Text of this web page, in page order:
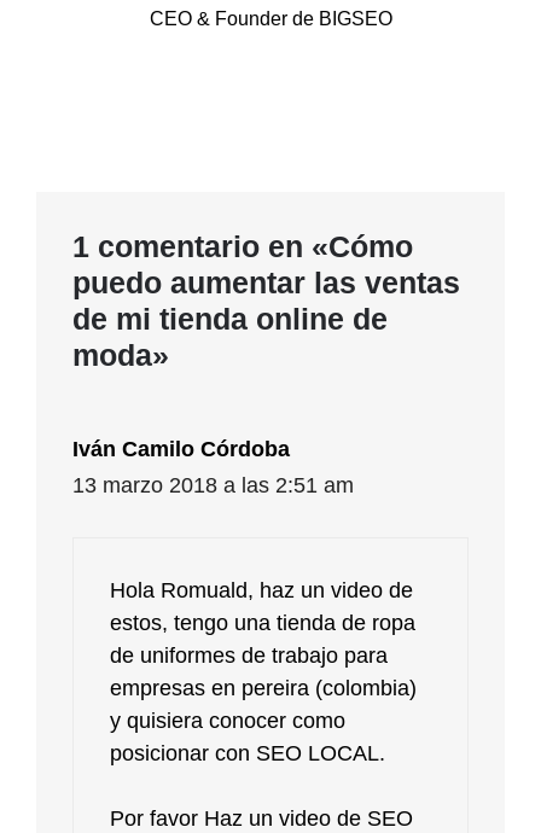
CEO & Founder de BIGSEO
1 comentario en «Cómo
puedo aumentar las ventas
de mi tienda online de
moda»
Iván Camilo Córdoba
13 marzo 2018 a las 2:51 am
Hola Romuald, haz un video de
estos, tengo una tienda de ropa
de uniformes de trabajo para
empresas en pereira (colombia)
y quisiera conocer como
posicionar con SEO LOCAL.
Por favor Haz un video de SEO